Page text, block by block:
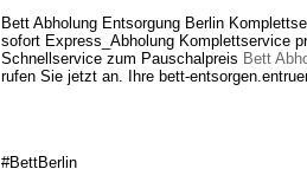
Bett Abholung Entsorgung Berlin
sofort Express_Abholung Komplettservice
Schnellservice zum Pauschalpreis Bett
rufen Sie jetzt an. Ihre bett-
#BettBerlin